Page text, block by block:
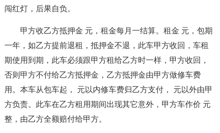
闯红灯，后果自负。
甲方收乙方抵押金 元，租金每月一结算。租金 元，包期
一年，如乙方提前退租，抵押金不退，此车甲方收回，车租
期使用到期，此车必须跟甲方租给乙方时一样，甲方收回，
否则甲方不付给乙方抵押金，乙方抵押金由甲方做修车费
用。本车从包车起， 元以内修车费归乙方支付， 元以外由甲
方负责。此车在乙方租用期间出现其它意外，甲方车作价 元
整，由乙方全额赔付给甲方。